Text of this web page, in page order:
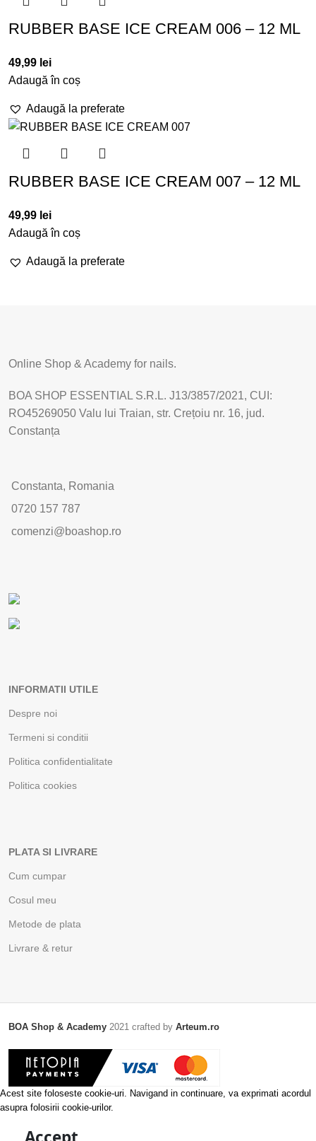
RUBBER BASE ICE CREAM 006 – 12 ML
49,99 lei
Adaugă în coș
Adaugă la preferate
RUBBER BASE ICE CREAM 007 – 12 ML
49,99 lei
Adaugă în coș
Adaugă la preferate
Online Shop & Academy for nails.
BOA SHOP ESSENTIAL S.R.L. J13/3857/2021, CUI:
RO45269050 Valu lui Traian, str. Crețoiu nr. 16, jud.
Constanța
Constanta, Romania
0720 157 787
comenzi@boashop.ro
INFORMATII UTILE
Despre noi
Termeni si conditii
Politica confidentialitate
Politica cookies
PLATA SI LIVRARE
Cum cumpar
Cosul meu
Metode de plata
Livrare & retur
BOA Shop & Academy 2021 crafted by Arteum.ro
Acest site foloseste cookie-uri. Navigand in continuare, va exprimati acordul
asupra folosirii cookie-urilor.